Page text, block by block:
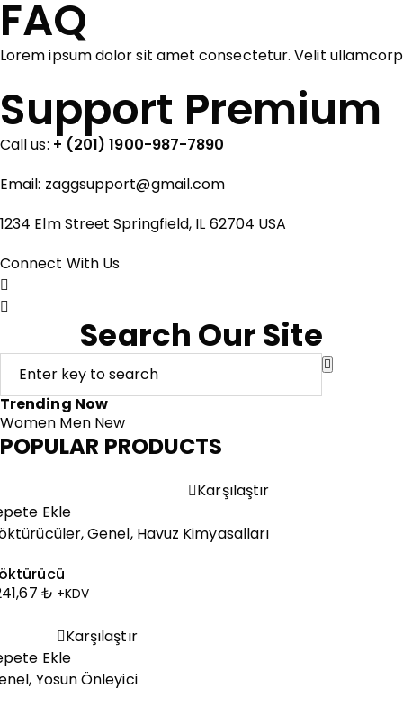
FAQ
Lorem ipsum dolor sit amet consectetur. Velit
Support Premium
Call us: + (201) 1900-987-7890
Email: zaggsupport@gmail.com
1234 Elm Street Springfield, IL 62704 USA
Connect With Us
Search Our Site
Trending Now
Women Men New
POPULAR PRODUCTS
Karşılaştır
Ekle
,Genel, Havuz Kimyasalları
₺ +KDV
Karşılaştır
Ekle
, Yosun Önleyici